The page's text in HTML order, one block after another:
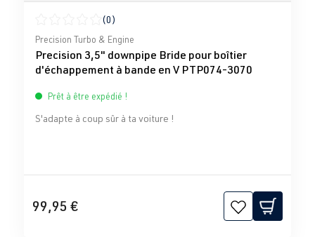
Note moyenne de 0 sur 5 étoiles
(0)
Precision Turbo & Engine
Precision 3,5" downpipe Bride pour boîtier
d'échappement à bande en V PTP074-3070
Prêt à être expédié !
S'adapte à coup sûr à ta voiture !
99,95 €